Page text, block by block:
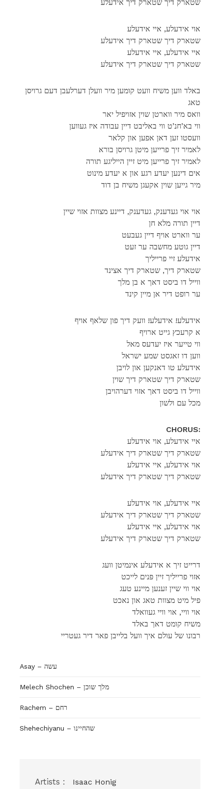
שטארק דיך שטארק דיך אידעלע
אוי אידעלע, איי אידעלע
שטארק דיך שטארק דיך אידעלע
איי אידעלע, איי אידעלע
שטארק דיך שטארק דיך אידעלע
באלד ווען משיח וועט קומען מיר וועלן דערלעבן דעם גרויסן
טאג
וואס מיר ווארטן שוין אזויפיל יאר
ווי בא’חנ’ט ווי באליבט דיין עבודה איז געווען
וועסטו זען דאן אפען און קלאר
לאמיר זיך פרייען מיטן גרויסן בורא
לאמיר זיך פרייען מיט זיין הייליגע תורה
אים דינען יעדע רגע און א יעדע מינוט
מיר גייען שוין אקעגן משיח בן דוד
אוי אוי געדענק, געדענק, דיינע מצוות אזוי שיין
דיין תורה מלא חן
ער ווארט אויף דיין געבעט
דיין גוטע מחשבה ער זעט
אידעלע זיי פרייליך
שטארק דיך, שטארק דיך אצינד
ווייל דו ביסט דאך א בן מלך
ער רופט דיר אן מיין קינד
אידעלע! אידעלע! וועק דיך פון שלאף אויף
א קרעכץ גייט ארויף
ווי טייער איז יעדעס מאל
ווען דו זאגסט שמע ישראל
אידעלע טו דאנקען און לויבן
שטארק דיך שטארק דיך שוין
ווייל דו ביסט דאך אזוי דערהויבן
מכל עם ולשון
CHORUS:
איי אידעלע, אוי אידעלע
שטארק דיך שטארק דיך אידעלע
אוי אידעלע, איי אידעלע
שטארק דיך שטארק דיך אידעלע
איי אידעלע, אוי אידעלע
שטארק דיך שטארק דיך אידעלע
אוי אידעלע, איי אידעלע
שטארק דיך שטארק דיך אידעלע
דרייט זיך א אידעלע אינמיטן וועג
אזוי פרייליך זיין פּנים לייכט
אוי ווי שיין זענען מיינע טעג
פיל מיט מצוות טאג און נאכט
אוי וויי, אוי וויי געוואלד
משיח קומט דאך באלד
רבונו של עולם איך וועל בלייבן פאר דיר געטריי
Asay – עשה
Melech Shochen – מלך שוכן
Rachem – רחם
Shehechiyanu – שהחיינו
Artists : Isaac Honig